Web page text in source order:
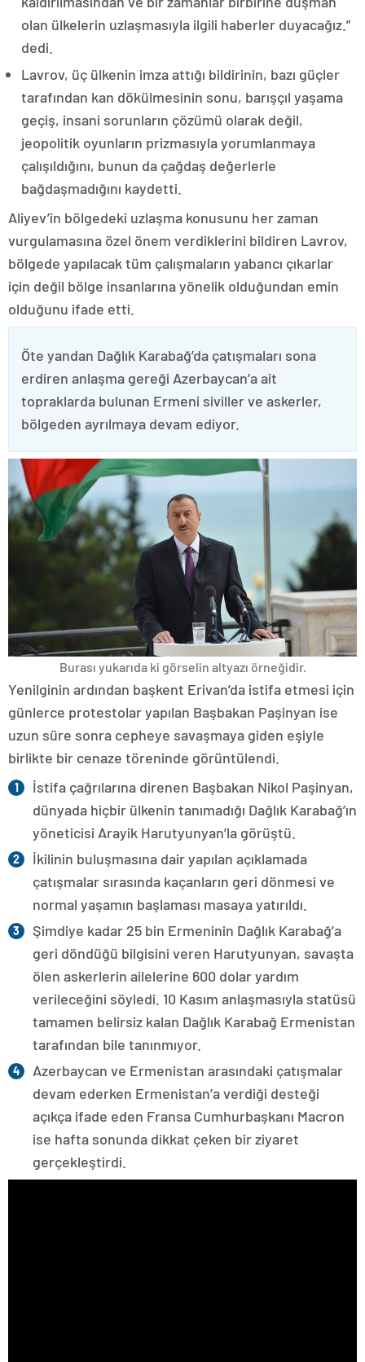
olan ülkelerin uzlaşmasıyla ilgili haberler duyacağız.”
dedi.
Lavrov, üç ülkenin imza attığı bildirinin, bazı güçler
tarafından kan dökülmesinin sonu, barışçıl yaşama
geçiş, insani sorunların çözümü olarak değil,
jeopolitik oyunların prizmasıyla yorumlanmaya
çalışıldığını, bunun da çağdaş değerlerle
bağdaşmadığını kaydetti.
Aliyev’in bölgedeki uzlaşma konusunu her zaman
vurgulamasına özel önem verdiklerini bildiren Lavrov,
bölgede yapılacak tüm çalışmaların yabancı çıkarlar
için değil bölge insanlarına yönelik olduğundan emin
olduğunu ifade etti.
Öte yandan Dağlık Karabağ’da çatışmaları sona
erdiren anlaşma gereği Azerbaycan’a ait
topraklarda bulunan Ermeni siviller ve askerler,
bölgeden ayrılmaya devam ediyor.
Burası yukarıda ki görselin altyazı örneğidir.
Yenilginin ardından başkent Erivan’da istifa etmesi için
günlerce protestolar yapılan Başbakan Paşinyan ise
uzun süre sonra cepheye savaşmaya giden eşiyle
birlikte bir cenaze töreninde görüntülendi.
İstifa çağrılarına direnen Başbakan Nikol Paşinyan,
dünyada hiçbir ülkenin tanımadığı Dağlık Karabağ’ın
yöneticisi Arayik Harutyunyan’la görüştü.
İkilinin buluşmasına dair yapılan açıklamada
çatışmalar sırasında kaçanların geri dönmesi ve
normal yaşamın başlaması masaya yatırıldı.
Şimdiye kadar 25 bin Ermeninin Dağlık Karabağ’a
geri döndüğü bilgisini veren Harutyunyan, savaşta
ölen askerlerin ailelerine 600 dolar yardım
verileceğini söyledi. 10 Kasım anlaşmasıyla statüsü
tamamen belirsiz kalan Dağlık Karabağ Ermenistan
tarafından bile tanınmıyor.
Azerbaycan ve Ermenistan arasındaki çatışmalar
devam ederken Ermenistan’a verdiği desteği
açıkça ifade eden Fransa Cumhurbaşkanı Macron
ise hafta sonunda dikkat çeken bir ziyaret
gerçekleştirdi.